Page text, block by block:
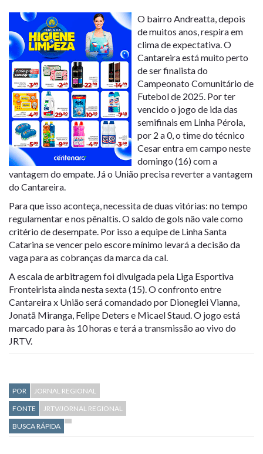
O bairro Andreatta, depois
de muitos anos, respira em
clima de expectativa. O
Cantareira está muito perto
de ser finalista do
Campeonato Comunitário de
Futebol de 2025. Por ter
vencido o jogo de ida das
semifinais em Linha Pérola,
por 2 a 0, o time do técnico
Cesar entra em campo neste
domingo (16) com a
vantagem do empate. Já o União precisa reverter a vantagem
do Cantareira.
Para que isso aconteça, necessita de duas vitórias: no tempo
regulamentar e nos pênaltis. O saldo de gols não vale como
critério de desempate. Por isso a equipe de Linha Santa
Catarina se vencer pelo escore mínimo levará a decisão da
vaga para as cobranças da marca da cal.
A escala de arbitragem foi divulgada pela Liga Esportiva
Fronteirista ainda nesta sexta (15). O confronto entre
Cantareira x União será comandado por Dioneglei Vianna,
Jonatã Miranga, Felipe Deters e Micael Staud. O jogo está
marcado para às 10 horas e terá a transmissão ao vivo do
JRTV.
POR
JORNAL REGIONAL
FONTE
JRTV/JORNAL REGIONAL
BUSCA RÁPIDA